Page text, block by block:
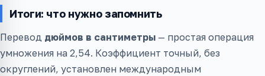
Итоги: что нужно запомнить
Перевод дюймов в сантиметры — простая операция
умножения на 2,54. Коэффициент точный, без
округлений, установлен международным